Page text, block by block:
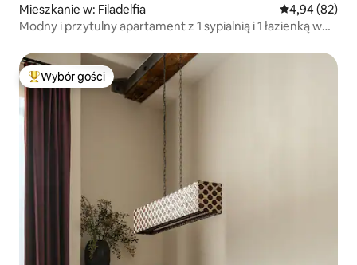
Mieszkanie w: Filadelfia Średnia
4,94 (82)
Modny i przytulny apartament z 1 sypialnią i 1 łazienką w
Najpopularniejsze z kategorii Wybór gości
Wybór gości